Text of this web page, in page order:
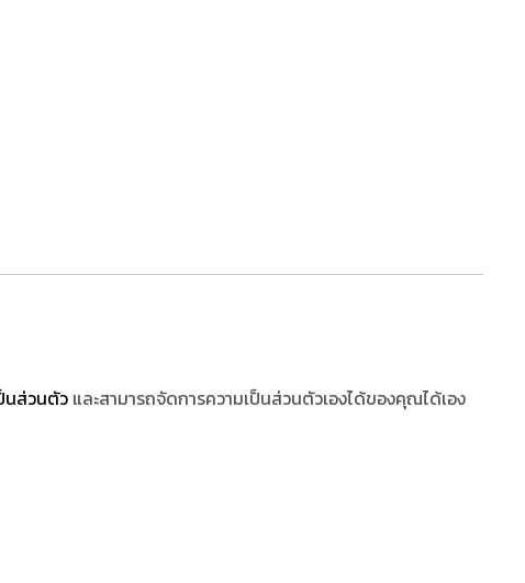
นส่วนตัว และสามารถจัดการความเป็นส่วนตัวเองได้ของคุณได้เอง